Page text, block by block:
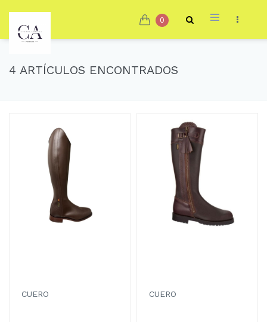
0
4 ARTÍCULOS ENCONTRADOS
CUERO CUERO